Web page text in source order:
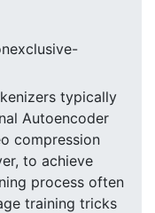
typically
Autoencoder
compression
to achieve
process often
training tricks